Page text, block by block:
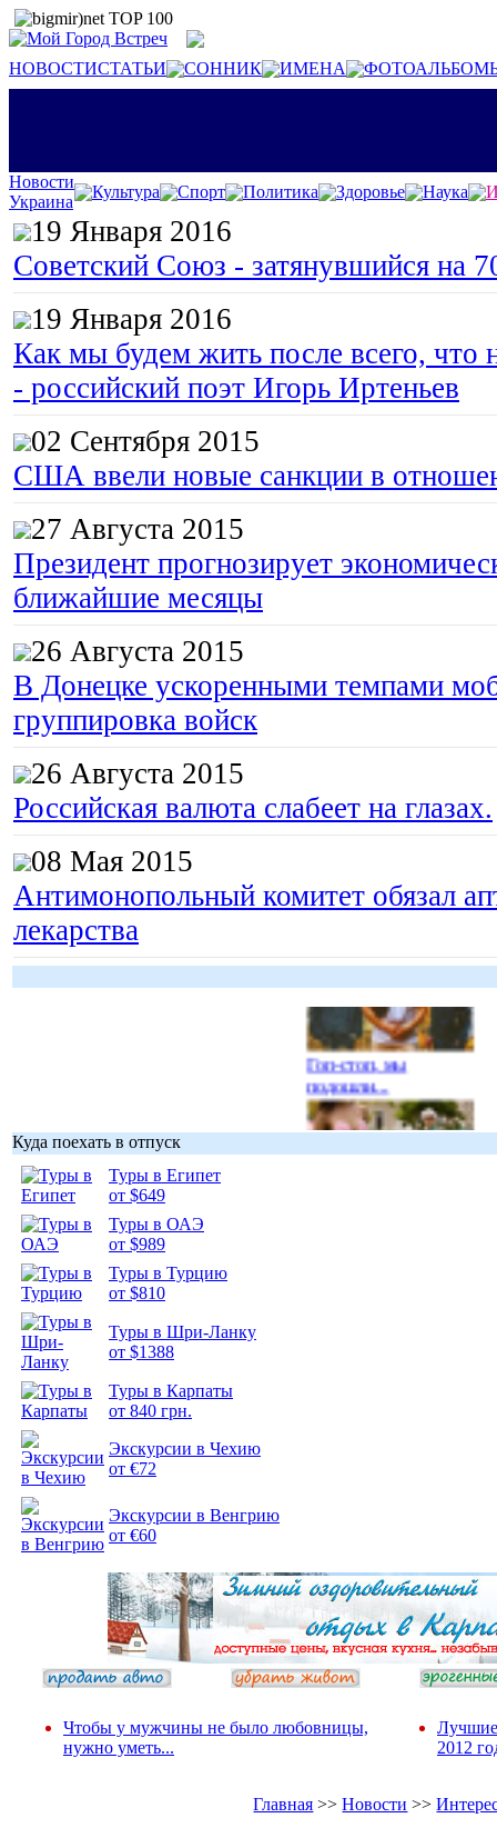
НОВОСТИСТАТЬИ СОННИК ИМЕНА
Новости
Украина
Культура Спорт Политика Здоровье Наука
19 Января 2016
Советский Союз - затянувшийся на
19 Января 2016
Как мы будем жить после всего, что
- российский поэт Игорь Иртеньев
02 Сентября 2015
США ввели новые санкции в
27 Августа 2015
Президент прогнозирует
ближайшие месяцы
26 Августа 2015
В Донецке ускоренными темпами
группировка войск
26 Августа 2015
Российская валюта слабеет на глазах.
08 Мая 2015
Антимонопольный комитет обязал
лекарства
Гоп-стоп, мы
подошли...
Куда поехать в отпуск
Туры в Египет
от $649
Туры в ОАЭ
от $989
Туры в Турцию
от $810
Туры в Шри-Ланку
от $1388
Туры в Карпаты
от 840 грн.
Экскурсии в Чехию
от €72
Экскурсии в Венгрию
от €60
Чтобы у мужчины не было любовницы,
нужно уметь...
Лучшие
2012
Главная >>Новости >>